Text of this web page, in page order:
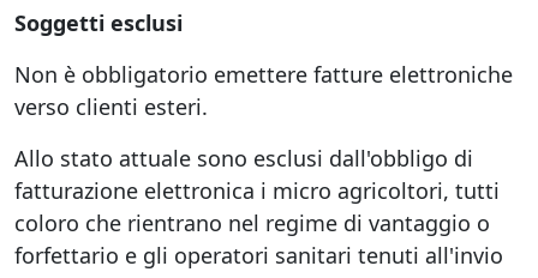
Soggetti esclusi
Non è obbligatorio emettere fatture elettroniche
verso clienti esteri.
Allo stato attuale sono esclusi dall'obbligo di
fatturazione elettronica i micro agricoltori, tutti
coloro che rientrano nel regime di vantaggio o
forfettario e gli operatori sanitari tenuti all'invio